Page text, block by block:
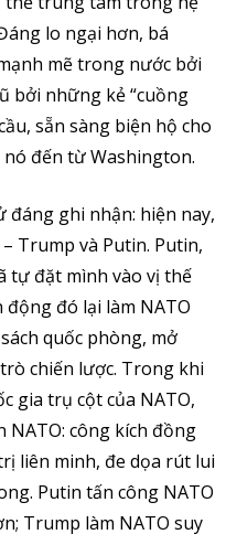
lo ngại hơn, bá
mẽ trong nước bởi
bởi những kẻ “cuồng
sẵn sàng biện hộ cho
đến từ Washington.
đáng ghi nhận: hiện nay,
Trump và Putin. Putin,
tự đặt mình vào vị thế
đó lại làm NATO
quốc phòng, mở
chiến lược. Trong khi
gia trụ cột của NATO,
NATO: công kích đồng
liên minh, đe dọa rút lui
Putin tấn công NATO
Trump làm NATO suy